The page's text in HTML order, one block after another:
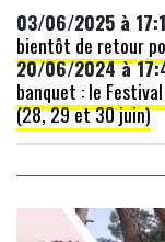
03/06/2025 à
bientôt de retour
20/06/2024 à
banquet : le
(28, 29 et 30 juin)